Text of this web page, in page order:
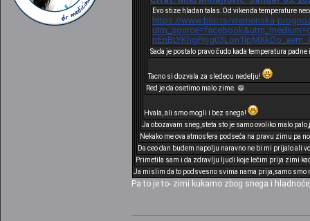
Evo stize hladan talas.Od vikenda temperature
https://www.blic.rs/vremenska-
Sada je postalo pravo čudo kada temperatura
Tacno si dozvala za sledecu nedelju!
Red je da osetimo malo zime. 😁
Hvala, ali smo mogli i bez snega!
Ja obozavam sneg,steta sto je samo ovoliko malo
Nekako me ova atmosfera podseća na pravu zimu pa
Da ceo dan budem napolju naravno ne bi mi prijalo ali
Primetila sam i da zdravlju ljudi koje lečim prija zimi
Ja mislim da to podsvesno svima nama prija,samo smo
Pa to je to- zimi kukamo zbog snega i